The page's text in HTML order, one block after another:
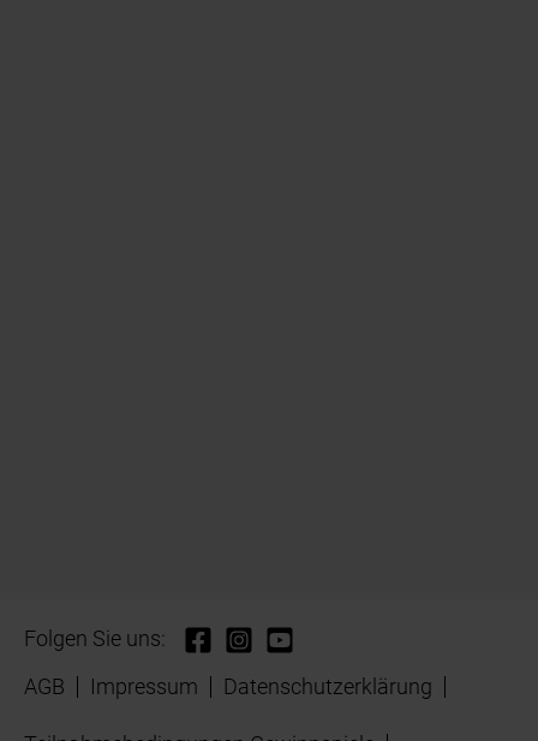
Folgen Sie uns:
AGB
Impressum Datenschutzerklärung